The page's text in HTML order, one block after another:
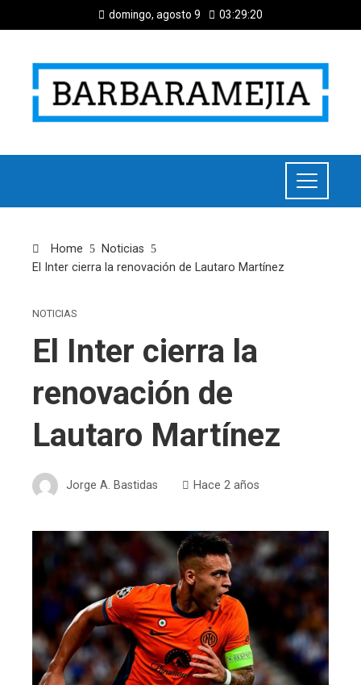
domingo, agosto 9 03:29:20
Home
Noticias
El Inter cierra la renovación de Lautaro Martínez
NOTICIAS
El Inter cierra la
renovación de
Lautaro Martínez
Jorge A. Bastidas Hace 2 años